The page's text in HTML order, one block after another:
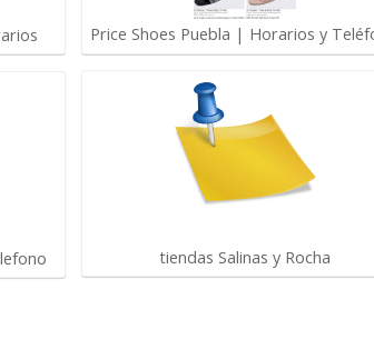
Price Shoes Puebla | Horarios y
tiendas Salinas y Rocha